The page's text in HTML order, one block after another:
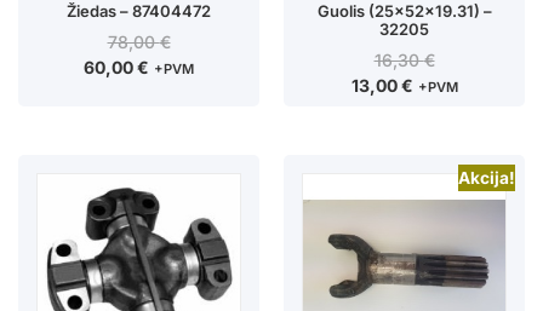
Žiedas – 87404472
78,00€
60,00€ +PVM
Guolis (25x52x19.31) –
32205
16,30€
13,00€ +PVM
Akcija!